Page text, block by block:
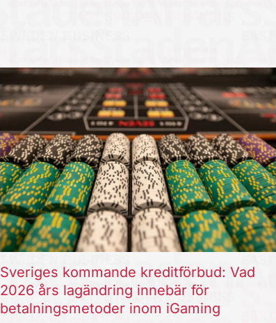
Sveriges kommande kreditförbud: Vad
2026 års lagändring innebär för
betalningsmetoder inom iGaming